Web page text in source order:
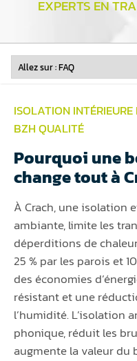
EXPERTS EN
ISOLATION
BZH QUALITÉ
Pourquoi une
change tout à
À Crach, une isolation
ambiante, limite les
déperditions de
25 % par les parois et
des économies
résistant et une
l’humidité. L’isolation
phonique, réduit les
augmente la valeur du